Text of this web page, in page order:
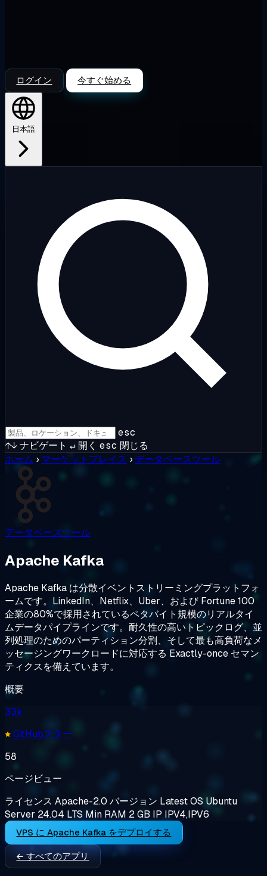
ログイン 今すぐ始める
日本語
esc
↑↓ ナビゲート ↵ 開く esc 閉じる
ホーム › マーケットプレイス › データベースツール
データベースツール
Apache Kafka
Apache Kafka は分散イベントストリーミングプラットフォ
ームです。LinkedIn、Netflix、Uber、および Fortune 100
企業の80%で採用されているペタバイト規模のリアルタイ
ムデータパイプラインです。耐久性の高いトピックログ、並
列処理のためのパーティション分割、そして最も高負荷なメ
ッセージングワークロードに対応する Exactly-once セマン
ティクスを備えています。
概要
33k
GitHubスター
58
ページビュー
ライセンス Apache-2.0 バージョン LatestOS Ubuntu
Server 24.04 LTS Min RAM 2 GB IP IPV4,IPV6
VPS に Apache Kafka をデプロイする
← すべてのアプリ